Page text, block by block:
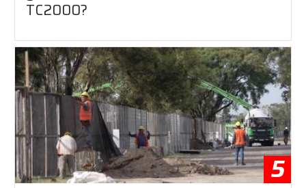
TC2000?
5